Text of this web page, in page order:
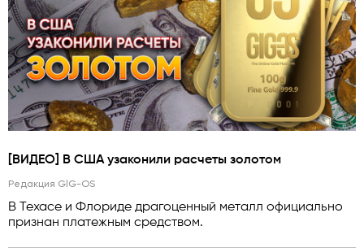
[ВИДЕО] В США узаконили расчеты золотом
Редакция GlG-OS
В Техасе и Флориде драгоценный металл официально
признан платежным средством.